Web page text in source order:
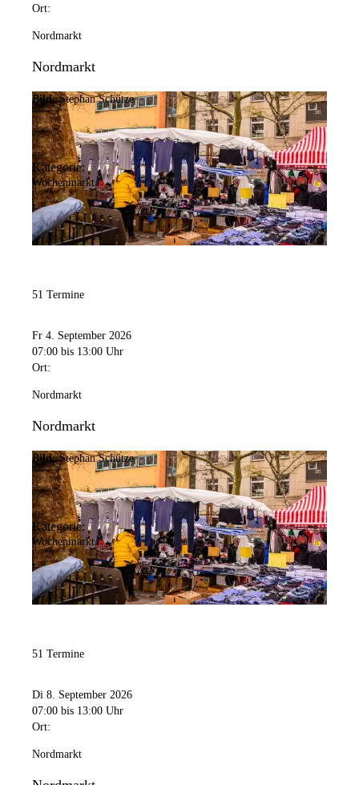
Ort:
Nordmarkt
Nordmarkt
Bild: Stephan Schütze
Kategorie:
Wochenmarkt
51 Termine
Fr 4. September 2026
07:00 bis 13:00 Uhr
Ort:
Nordmarkt
Nordmarkt
Bild: Stephan Schütze
Kategorie:
Wochenmarkt
51 Termine
Di 8. September 2026
07:00 bis 13:00 Uhr
Ort:
Nordmarkt